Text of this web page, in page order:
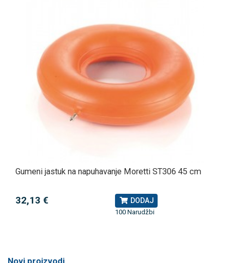
Gumeni jastuk na napuhavanje Moretti ST306 45 cm
32,13 € DODAJ
100 Narudžbi
Novi proizvodi